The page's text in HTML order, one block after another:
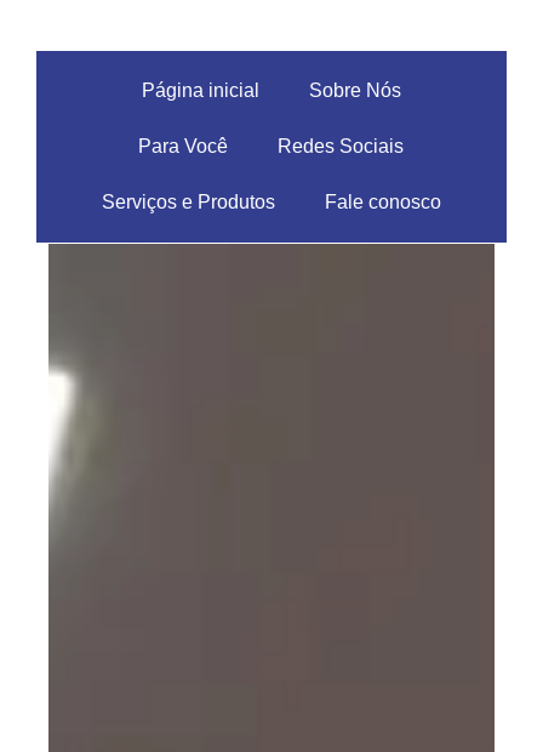
Página inicial Sobre Nós
Para Você Redes Sociais
Serviços e Produtos Fale conosco